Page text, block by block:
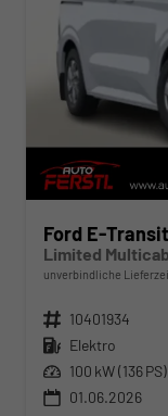
Ford E-
Limited Multicab
unverbindliche
Fahrzeugnr. 10401934
Kraftstoff Elektro
Leistung 100 kW (136 PS)
01.06.2026